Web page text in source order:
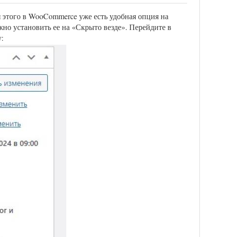
в WooCommerce уже есть удобная опция на
установить ее на «Скрыто везде». Перейдите в